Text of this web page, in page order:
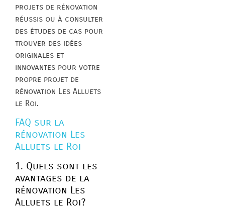
projets de rénovation
réussis ou à consulter
des études de cas pour
trouver des idées
originales et
innovantes pour votre
propre projet de
rénovation Les Alluets
le Roi.
FAQ sur la
rénovation Les
Alluets le Roi
1. Quels sont les
avantages de la
rénovation Les
Alluets le Roi?